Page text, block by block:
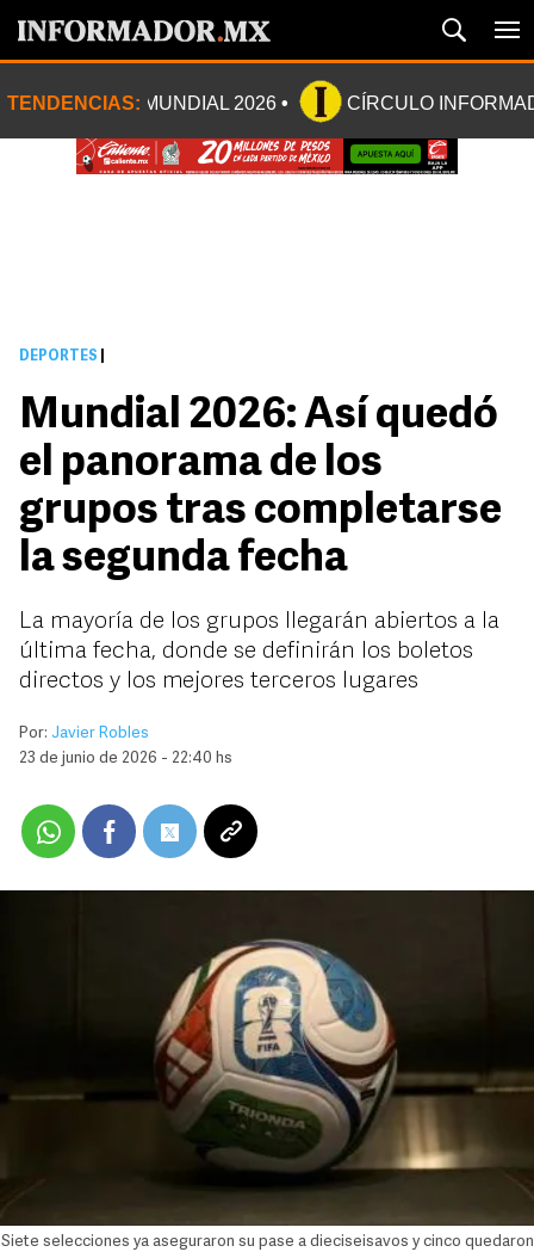
TENDENCIAS: MUNDIAL 2026 CÍRCULO
DEPORTES
Mundial 2026: Así quedó
el panorama de los
grupos tras completarse
la segunda fecha
La mayoría de los grupos llegarán abiertos a la
última fecha, donde se definirán los boletos
directos y los mejores terceros lugares
Por: Javier Robles
23 de junio de 2026 - 22:40 hs
Siete selecciones ya aseguraron su pase a dieciseisavos y cinco quedaron